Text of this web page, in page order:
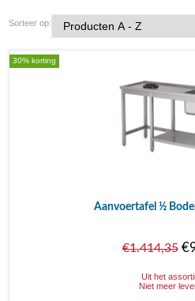
Sorteer op:
30% korting
Aanvoertafel ½
€1.414,35
Uit het
Niet meer